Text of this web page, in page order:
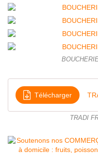
Télécharger
TRADI